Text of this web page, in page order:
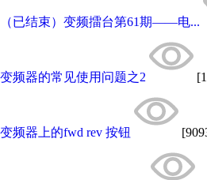
（已结束）变频擂台第61期——电...
变频器的常见使用问题之2
变频器上的fwd rev 按钮